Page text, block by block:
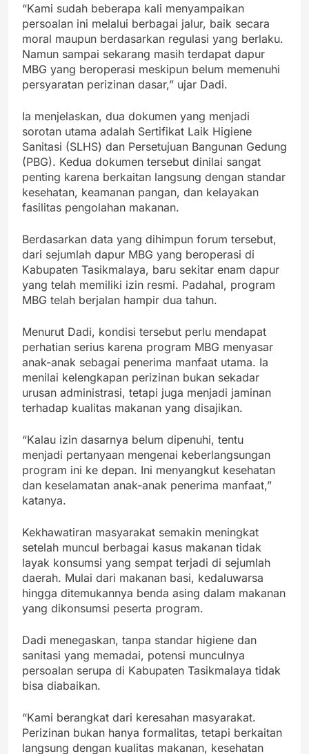
“Kami sudah beberapa kali menyampaikan
persoalan ini melalui berbagai jalur, baik secara
moral maupun berdasarkan regulasi yang berlaku.
Namun sampai sekarang masih terdapat dapur
MBG yang beroperasi meskipun belum memenuhi
persyaratan perizinan dasar,” ujar Dadi.
Ia menjelaskan, dua dokumen yang menjadi
sorotan utama adalah Sertifikat Laik Higiene
Sanitasi (SLHS) dan Persetujuan Bangunan Gedung
(PBG). Kedua dokumen tersebut dinilai sangat
penting karena berkaitan langsung dengan standar
kesehatan, keamanan pangan, dan kelayakan
fasilitas pengolahan makanan.
Berdasarkan data yang dihimpun forum tersebut,
dari sejumlah dapur MBG yang beroperasi di
Kabupaten Tasikmalaya, baru sekitar enam dapur
yang telah memiliki izin resmi. Padahal, program
MBG telah berjalan hampir dua tahun.
Menurut Dadi, kondisi tersebut perlu mendapat
perhatian serius karena program MBG menyasar
anak-anak sebagai penerima manfaat utama. Ia
menilai kelengkapan perizinan bukan sekadar
urusan administrasi, tetapi juga menjadi jaminan
terhadap kualitas makanan yang disajikan.
“Kalau izin dasarnya belum dipenuhi, tentu
menjadi pertanyaan mengenai keberlangsungan
program ini ke depan. Ini menyangkut kesehatan
dan keselamatan anak-anak penerima manfaat,”
katanya.
Kekhawatiran masyarakat semakin meningkat
setelah muncul berbagai kasus makanan tidak
layak konsumsi yang sempat terjadi di sejumlah
daerah. Mulai dari makanan basi, kedaluwarsa
hingga ditemukannya benda asing dalam makanan
yang dikonsumsi peserta program.
Dadi menegaskan, tanpa standar higiene dan
sanitasi yang memadai, potensi munculnya
persoalan serupa di Kabupaten Tasikmalaya tidak
bisa diabaikan.
“Kami berangkat dari keresahan masyarakat.
Perizinan bukan hanya formalitas, tetapi berkaitan
langsung dengan kualitas makanan, kesehatan